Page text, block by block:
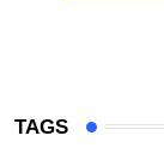
TAGS